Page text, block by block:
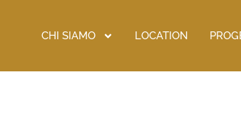
CHI SIAMO LOCATION